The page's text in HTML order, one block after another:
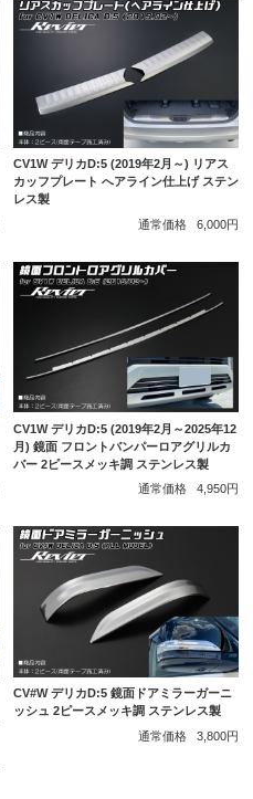
CV1W デリカD:5 (2019年2月～) リアス
カッフプレート へアライン仕上げ ステン
レス製
通常価格
6,000円
CV1W デリカD:5 (2019年2月～2025年12
月) 鏡面 フロントバンパーロアグリルカ
バー 2ピースメッキ調 ステンレス製
通常価格
4,950円
CV#W デリカD:5 鏡面ドアミラーガーニ
ッシュ 2ピースメッキ調 ステンレス製
通常価格
3,800円